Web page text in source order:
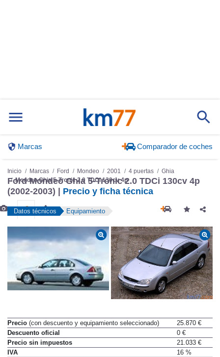
Marcas Comparador de coches
Inicio Marcas Ford Mondeo 2001 4 puertas
Ghia
Mondeo Ghia 5-Tronic 2.0 TDCi 130cv 4p
Ford Mondeo Ghia 5-Tronic 2.0 TDCi 130cv 4p
(2002-2003) | Precio y ficha técnica
Datos técnicos Equipamiento
Precio (con descuento y equipamiento seleccionado)
25.870 €
Descuento oficial
0 €
Precio sin impuestos
21.033 €
IVA
16 %